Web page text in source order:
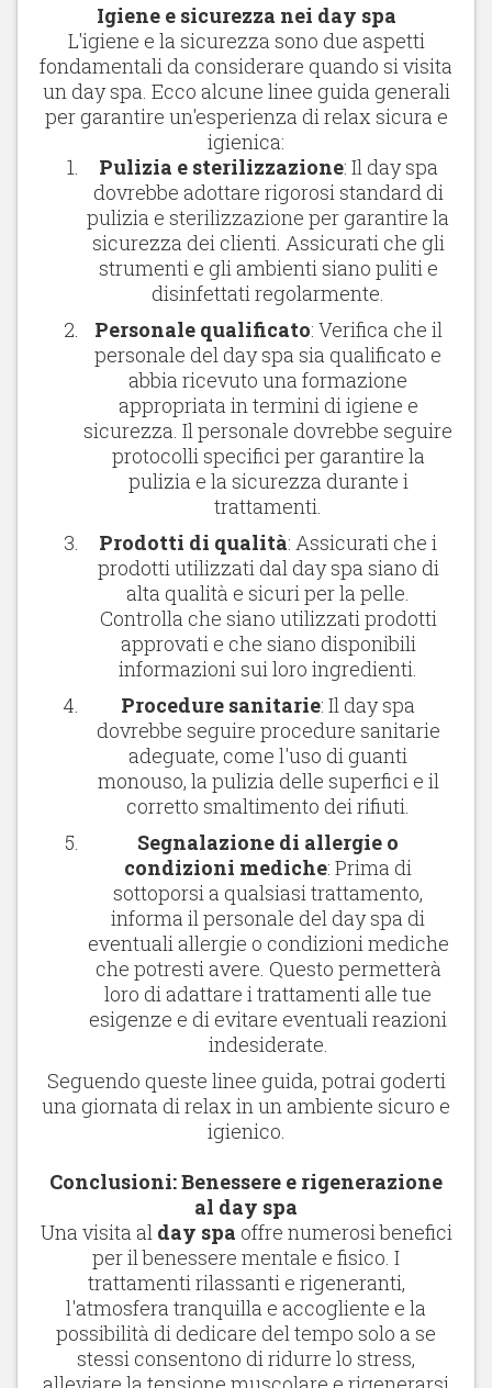
Igiene e sicurezza nei day spa
L'igiene e la sicurezza sono due aspetti
fondamentali da considerare quando si visita
un day spa. Ecco alcune linee guida generali
per garantire un'esperienza di relax sicura e
igienica:
Pulizia e sterilizzazione: Il day spa
dovrebbe adottare rigorosi standard di
pulizia e sterilizzazione per garantire la
sicurezza dei clienti. Assicurati che gli
strumenti e gli ambienti siano puliti e
disinfettati regolarmente.
Personale qualificato: Verifica che il
personale del day spa sia qualificato e
abbia ricevuto una formazione
appropriata in termini di igiene e
sicurezza. Il personale dovrebbe seguire
protocolli specifici per garantire la
pulizia e la sicurezza durante i
trattamenti.
Prodotti di qualità: Assicurati che i
prodotti utilizzati dal day spa siano di
alta qualità e sicuri per la pelle.
Controlla che siano utilizzati prodotti
approvati e che siano disponibili
informazioni sui loro ingredienti.
Procedure sanitarie: Il day spa
dovrebbe seguire procedure sanitarie
adeguate, come l'uso di guanti
monouso, la pulizia delle superfici e il
corretto smaltimento dei rifiuti.
Segnalazione di allergie o
condizioni mediche: Prima di
sottoporsi a qualsiasi trattamento,
informa il personale del day spa di
eventuali allergie o condizioni mediche
che potresti avere. Questo permetterà
loro di adattare i trattamenti alle tue
esigenze e di evitare eventuali reazioni
indesiderate.
Seguendo queste linee guida, potrai goderti
una giornata di relax in un ambiente sicuro e
igienico.
Conclusioni: Benessere e rigenerazione
al day spa
Una visita al day spa offre numerosi benefici
per il benessere mentale e fisico. I
trattamenti rilassanti e rigeneranti,
l'atmosfera tranquilla e accogliente e la
possibilità di dedicare del tempo solo a se
stessi consentono di ridurre lo stress,